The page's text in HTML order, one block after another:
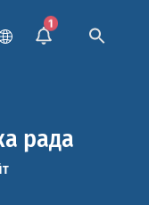
1
рада